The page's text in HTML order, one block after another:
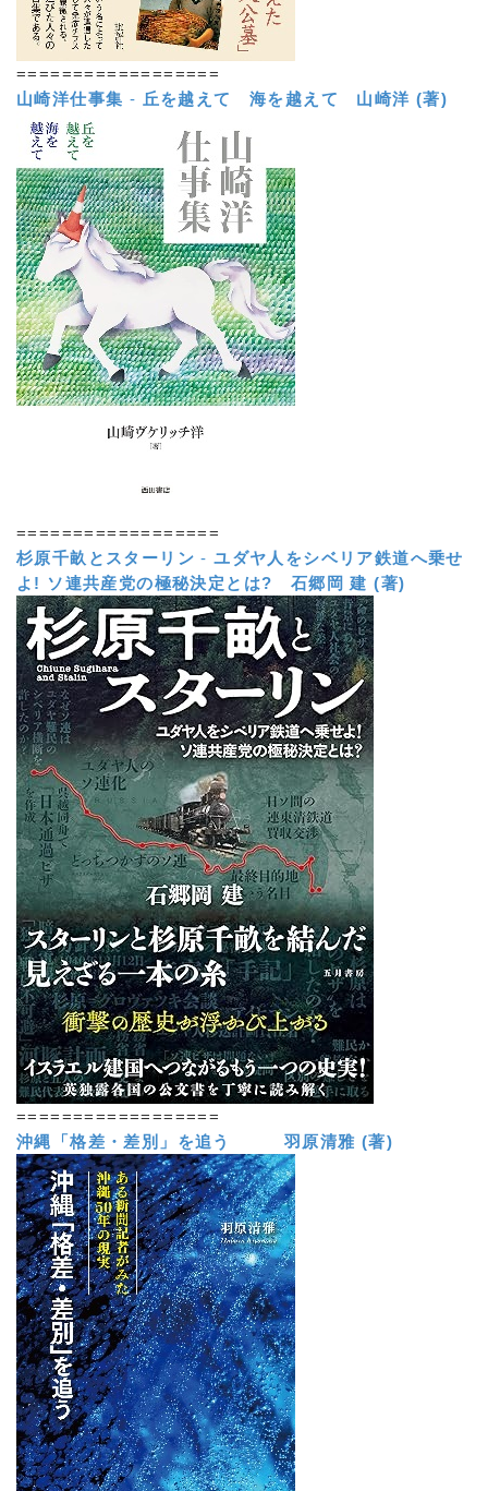
==================
山崎洋仕事集 - 丘を越えて 海を越えて 山崎洋 (著)
==================
杉原千畝とスターリン -ユダヤ人をシベリア鉄道へ乗せ
よ! ソ連共産党の極秘決定とは?
石郷岡 建 (著)
==================
沖縄「格差・差別」を追う 羽原清雅 (著)